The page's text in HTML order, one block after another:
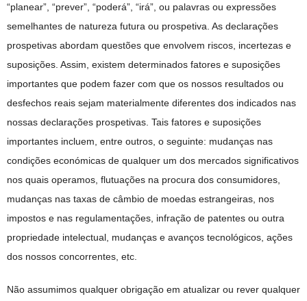
“planear”, “prever”, “poderá”, “irá”, ou palavras ou expressões
semelhantes de natureza futura ou prospetiva. As declarações
prospetivas abordam questões que envolvem riscos, incertezas e
suposições. Assim, existem determinados fatores e suposições
importantes que podem fazer com que os nossos resultados ou
desfechos reais sejam materialmente diferentes dos indicados nas
nossas declarações prospetivas. Tais fatores e suposições
importantes incluem, entre outros, o seguinte: mudanças nas
condições económicas de qualquer um dos mercados significativos
nos quais operamos, flutuações na procura dos consumidores,
mudanças nas taxas de câmbio de moedas estrangeiras, nos
impostos e nas regulamentações, infração de patentes ou outra
propriedade intelectual, mudanças e avanços tecnológicos, ações
dos nossos concorrentes, etc.
Não assumimos qualquer obrigação em atualizar ou rever qualquer